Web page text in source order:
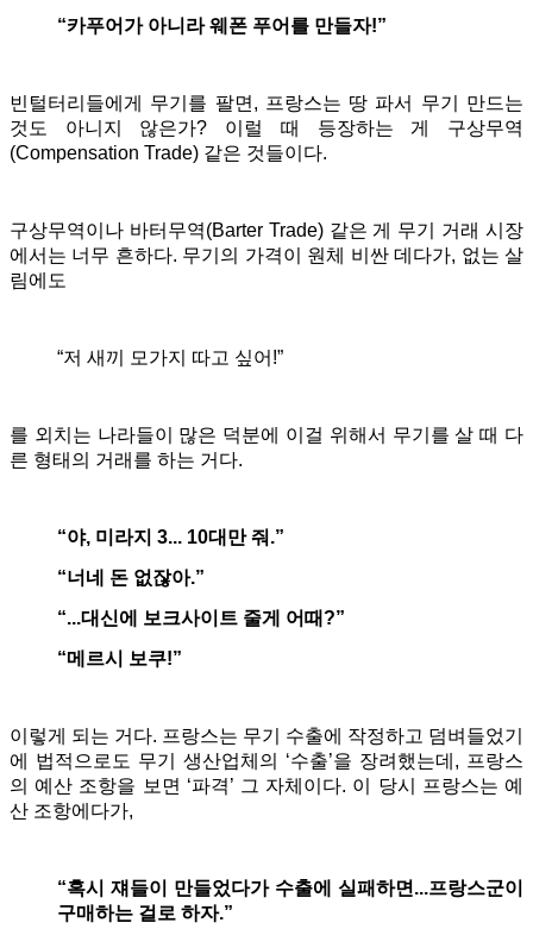
“카푸어가 아니라 웨폰 푸어를 만들자!”
빈털터리들에게 무기를 팔면, 프랑스는 땅 파서 무기 만드는
것도 아니지 않은가? 이럴 때 등장하는 게 구상무역
(Compensation Trade) 같은 것들이다.
구상무역이나 바터무역(Barter Trade) 같은 게 무기 거래 시장
에서는 너무 흔하다. 무기의 가격이 원체 비싼 데다가, 없는 살
림에도
“저 새끼 모가지 따고 싶어!”
를 외치는 나라들이 많은 덕분에 이걸 위해서 무기를 살 때 다
른 형태의 거래를 하는 거다.
“야, 미라지 3... 10대만 줘.”
“너네 돈 없잖아.”
“...대신에 보크사이트 줄게 어때?”
“메르시 보쿠!”
이렇게 되는 거다. 프랑스는 무기 수출에 작정하고 덤벼들었기
에 법적으로도 무기 생산업체의 ‘수출’을 장려했는데, 프랑스
의 예산 조항을 보면 ‘파격’ 그 자체이다. 이 당시 프랑스는 예
산 조항에다가,
“혹시 쟤들이 만들었다가 수출에 실패하면...프랑스군이
구매하는 걸로 하자.”